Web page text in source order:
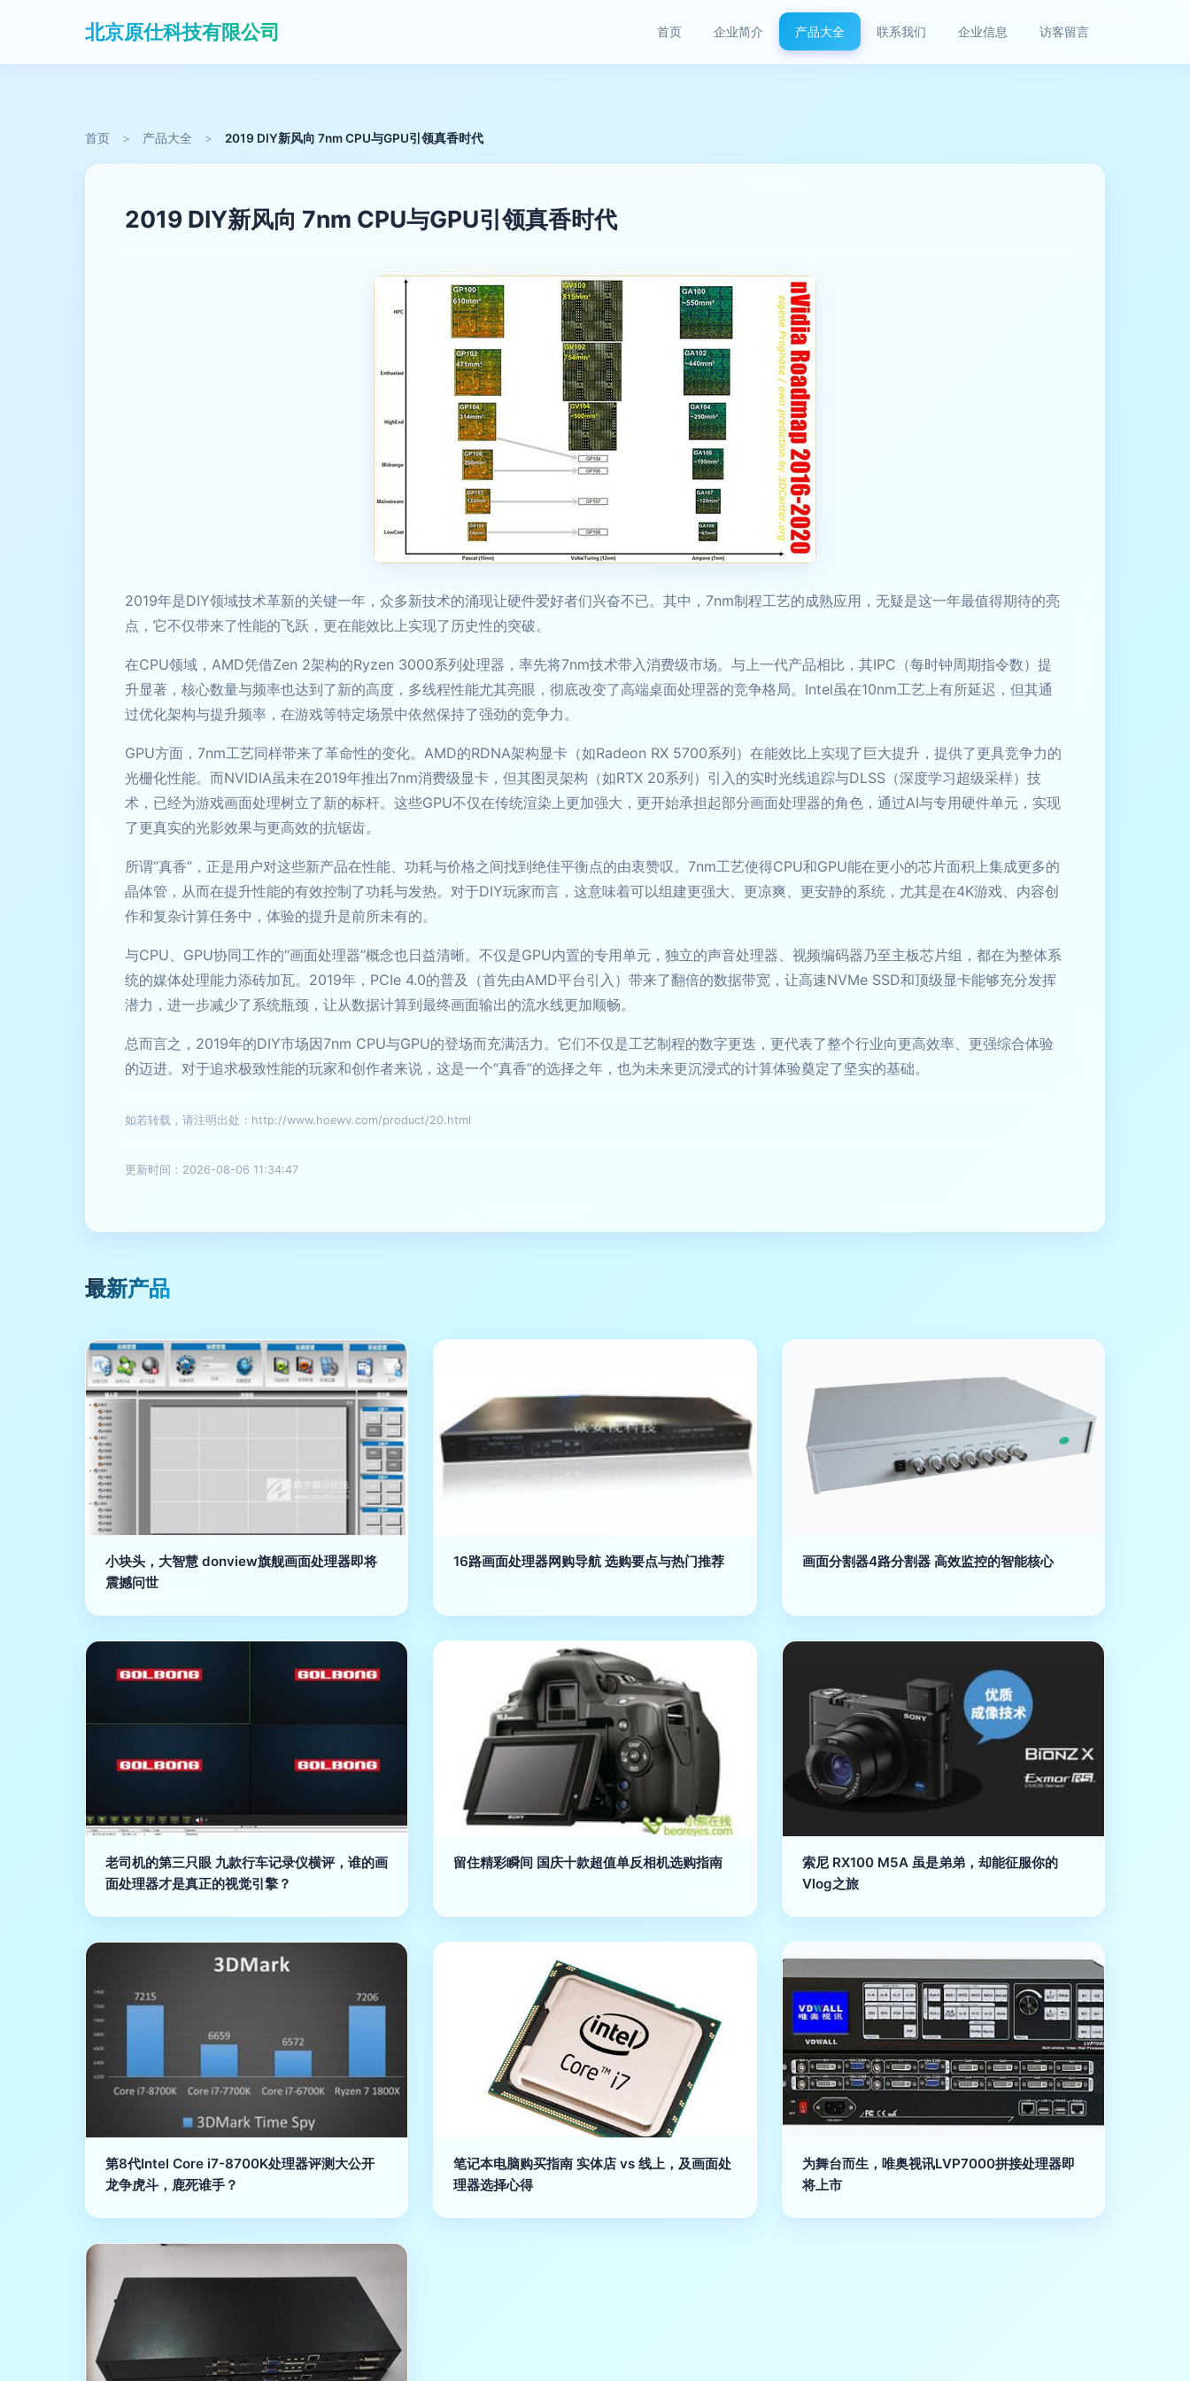
北京原仕科技有限公司 首页 企业简介 产品大全 联系我们 企业信息 访客留言
首页 > 产品大全 > 2019 DIY新风向 7nm CPU与GPU引领真香时代
2019 DIY新风向 7nm CPU与GPU引领真香时代
2019年是DIY领域技术革新的关键一年，众多新技术的涌现让硬件爱好者们兴奋不已。其中，7nm制程工艺的成熟应用，无疑是这一年最值得期待的亮
点，它不仅带来了性能的飞跃，更在能效比上实现了历史性的突破。
在CPU领域，AMD凭借Zen 2架构的Ryzen 3000系列处理器，率先将7nm技术带入消费级市场。与上一代产品相比，其IPC（每时钟周期指令数）提
升显著，核心数量与频率也达到了新的高度，多线程性能尤其亮眼，彻底改变了高端桌面处理器的竞争格局。Intel虽在10nm工艺上有所延迟，但其通
过优化架构与提升频率，在游戏等特定场景中依然保持了强劲的竞争力。
GPU方面，7nm工艺同样带来了革命性的变化。AMD的RDNA架构显卡（如Radeon RX 5700系列）在能效比上实现了巨大提升，提供了更具竞争力的
光栅化性能。而NVIDIA虽未在2019年推出7nm消费级显卡，但其图灵架构（如RTX 20系列）引入的实时光线追踪与DLSS（深度学习超级采样）技
术，已经为游戏画面处理树立了新的标杆。这些GPU不仅在传统渲染上更加强大，更开始承担起部分画面处理器的角色，通过AI与专用硬件单元，实现
了更真实的光影效果与更高效的抗锯齿。
所谓“真香”，正是用户对这些新产品在性能、功耗与价格之间找到绝佳平衡点的由衷赞叹。7nm工艺使得CPU和GPU能在更小的芯片面积上集成更多的
晶体管，从而在提升性能的有效控制了功耗与发热。对于DIY玩家而言，这意味着可以组建更强大、更凉爽、更安静的系统，尤其是在4K游戏、内容创
作和复杂计算任务中，体验的提升是前所未有的。
与CPU、GPU协同工作的“画面处理器”概念也日益清晰。不仅是GPU内置的专用单元，独立的声音处理器、视频编码器乃至主板芯片组，都在为整体系
统的媒体处理能力添砖加瓦。2019年，PCIe 4.0的普及（首先由AMD平台引入）带来了翻倍的数据带宽，让高速NVMe SSD和顶级显卡能够充分发挥
潜力，进一步减少了系统瓶颈，让从数据计算到最终画面输出的流水线更加顺畅。
总而言之，2019年的DIY市场因7nm CPU与GPU的登场而充满活力。它们不仅是工艺制程的数字更迭，更代表了整个行业向更高效率、更强综合体验
的迈进。对于追求极致性能的玩家和创作者来说，这是一个“真香”的选择之年，也为未来更沉浸式的计算体验奠定了坚实的基础。
如若转载，请注明出处：http://www.hoewv.com/product/20.html
更新时间：2026-08-06 11:34:47
最新产品
小块头，大智慧 donview旗舰画面处理器即将
震撼问世
16路画面处理器网购导航 选购要点与热门推荐 画面分割器4路分割器 高效监控的智能核心
老司机的第三只眼 九款行车记录仪横评，谁的画
面处理器才是真正的视觉引擎？
留住精彩瞬间 国庆十款超值单反相机选购指南
索尼 RX100 M5A 虽是弟弟，却能征服你的
Vlog之旅
第8代Intel Core i7-8700K处理器评测大公开
龙争虎斗，鹿死谁手？
笔记本电脑购买指南 实体店 vs 线上，及画面处
理器选择心得
为舞台而生，唯奥视讯LVP7000拼接处理器即
将上市